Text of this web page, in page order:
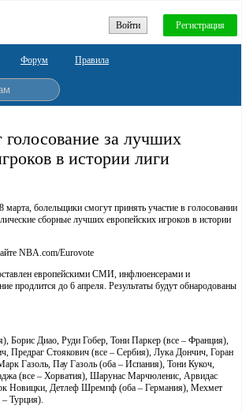
Войти Регистрация
Форум Правила
за лучших
в истории лиги
марта, болельщики смогут принять участие в голосовании
сборные лучших европейских игроков в истории
NBA.com/Eurovote
европейскими СМИ, инфлюенсерами и
продлится до 6 апреля. Результаты будут обнародованы
Борис Диао, Руди Гобер, Тони Паркер (все – Франция),
Предраг Стоякович (все – Сербия), Лука Дончич, Горан
Газоль, Пау Газоль (оба – Испания), Тони Кукоч,
(все – Хорватия), Шарунас Марчюленис, Арвидас
Новицки, Детлеф Шремпф (оба – Германия), Мехмет
Турция).